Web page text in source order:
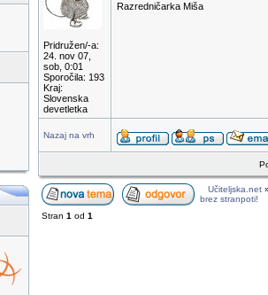
Pridružen/-a:
24. nov 07,
sob, 0:01
Sporočila: 193
Kraj:
Slovenska
devetletka
Razredničarka Miša
Nazaj na vrh
Učiteljska.net
brez stranpoti!
Stran 1 od 1